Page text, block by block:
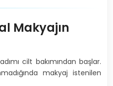
Makyajın
cilt bakımından başlar.
makyaj istenilen